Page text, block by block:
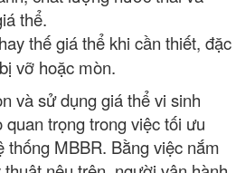
thể.
thế giá thể khi cần thiết, đặc
vỡ hoặc mòn.
và sử dụng giá thể vi sinh
trọng trong việc tối ưu
thống MBBR. Bằng việc nắm